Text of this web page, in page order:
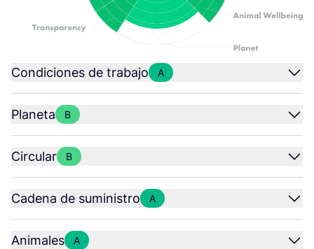
Condiciones de trabajo A
Planeta B
Circular B
Cadena de suministro A
Animales A